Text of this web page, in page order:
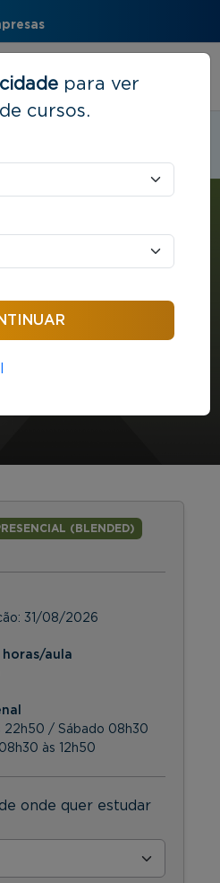
(BLENDED)
31/08/2026
horas/aula
22h50 / Sábado 08h30
às 12h50
onde quer estudar
para ver
cursos.